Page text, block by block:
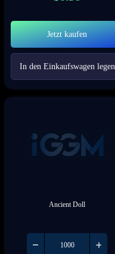
Jetzt kaufen
In den Einkaufswagen legen
Ancient Doll